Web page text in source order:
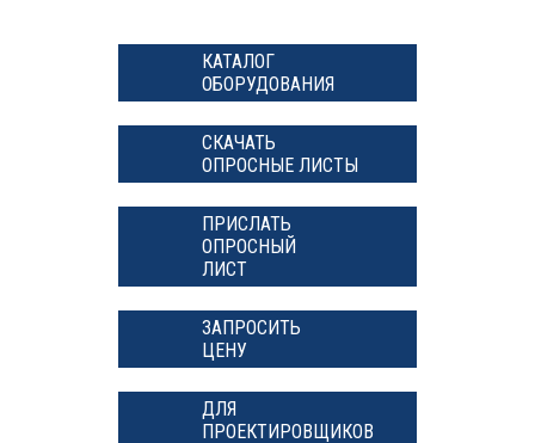
КАТАЛОГ
ОБОРУДОВАНИЯ
СКАЧАТЬ
ОПРОСНЫЕ ЛИСТЫ
ПРИСЛАТЬ
ОПРОСНЫЙ
ЛИСТ
ЗАПРОСИТЬ
ЦЕНУ
ДЛЯ
ПРОЕКТИРОВЩИКОВ